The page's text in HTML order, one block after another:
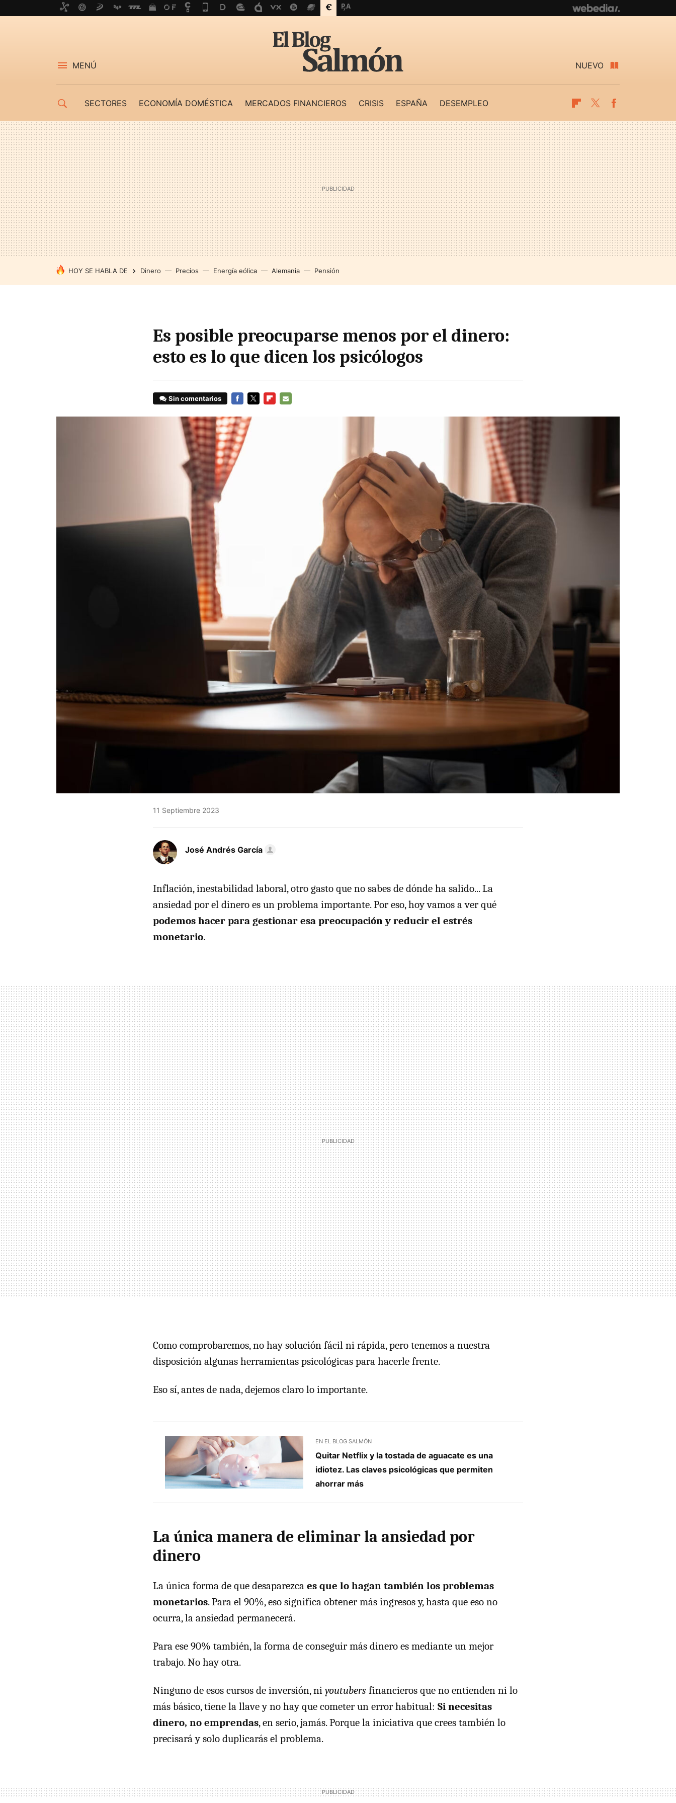
MENÚ NUEVO
SECTORES ECONOMÍA DOMÉSTICA MERCADOS FINANCIEROS CRISIS ESPAÑA DESEMPLEO Flipboard
Twitter
HOY SE HABLA DE Dinero Precios Energía eólica Alemania Pensión
Es posible preocuparse menos por el dinero:
esto es lo que dicen los psicólogos
Sin comentarios
11 Septiembre 2023
José Andrés García
Inflación, inestabilidad laboral, otro gasto que no sabes de dónde ha salido... La
ansiedad por el dinero es un problema importante. Por eso, hoy vamos a ver qué
podemos hacer para gestionar esa preocupación y reducir el estrés
monetario.
Como comprobaremos, no hay solución fácil ni rápida, pero tenemos a nuestra
disposición algunas herramientas psicológicas para hacerle frente.
Eso sí, antes de nada, dejemos claro lo importante.
EN EL BLOG SALMÓN
Quitar Netflix y la tostada de aguacate es una
idiotez. Las claves psicológicas que permiten
ahorrar más
La única manera de eliminar la ansiedad por
dinero
La única forma de que desaparezca es que lo hagan también los problemas
monetarios. Para el 90%, eso significa obtener más ingresos y, hasta que eso no
ocurra, la ansiedad permanecerá.
Para ese 90% también, la forma de conseguir más dinero es mediante un mejor
trabajo. No hay otra.
Ninguno de esos cursos de inversión, ni youtubers financieros que no entienden ni lo
más básico, tiene la llave y no hay que cometer un error habitual: Si necesitas
dinero, no emprendas, en serio, jamás. Porque la iniciativa que crees también lo
precisará y solo duplicarás el problema.